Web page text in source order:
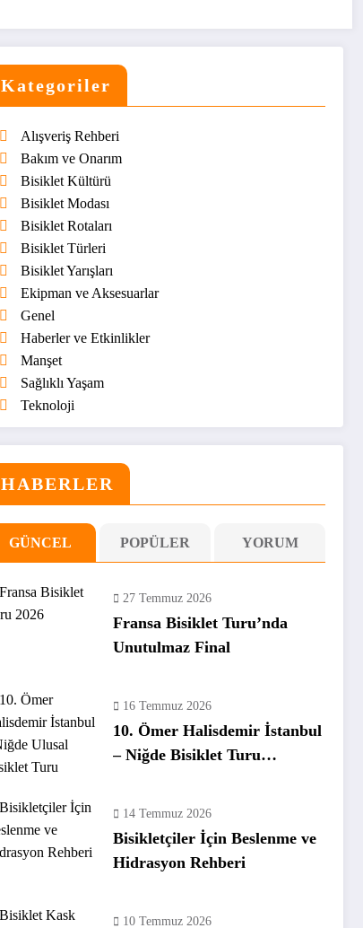
Kategoriler
Alışveriş Rehberi
Bakım ve Onarım
Bisiklet Kültürü
Bisiklet Modası
Bisiklet Rotaları
Bisiklet Türleri
Bisiklet Yarışları
Ekipman ve Aksesuarlar
Genel
Haberler ve Etkinlikler
Manşet
Sağlıklı Yaşam
Teknoloji
HABERLER
GÜNCEL POPÜLER YORUM
27 Temmuz 2026
Fransa Bisiklet Turu’nda
Unutulmaz Final
16 Temmuz 2026
10. Ömer Halisdemir İstanbul
– Niğde Bisiklet Turu
14 Temmuz 2026
Bisikletçiler İçin Beslenme ve
Hidrasyon Rehberi
10 Temmuz 2026